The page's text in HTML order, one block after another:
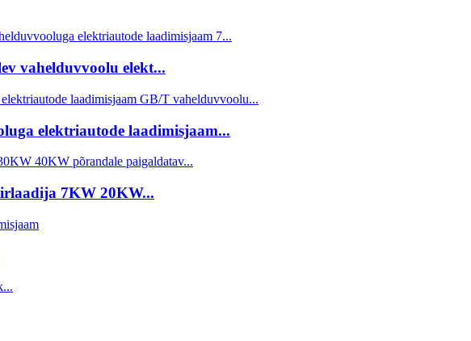
vahelduvvoolu elekt...
elektriautode laadimisjaam...
7KW 20KW...